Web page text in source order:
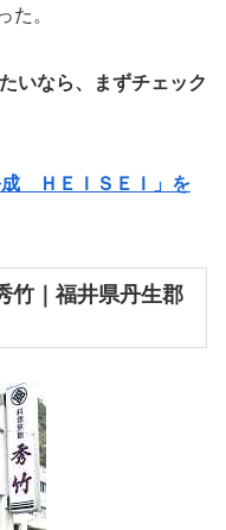
た。
いなら、まずチェック
ＨＥＩＳＥＩ」を
｜福井県丹生郡